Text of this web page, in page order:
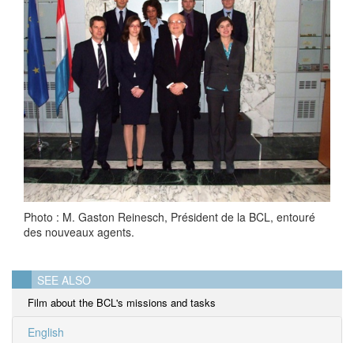
Photo : M. Gaston Reinesch, Président de la BCL, entouré
des nouveaux agents.
SEE ALSO
Film about the BCL's missions and tasks
English